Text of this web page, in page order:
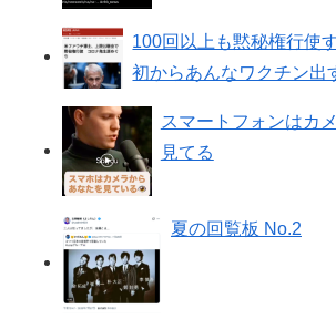
100回以上も黙秘権行使
初からあんなワクチン出
スマートフォンはカ
見てる
夏の回覧板 No.2